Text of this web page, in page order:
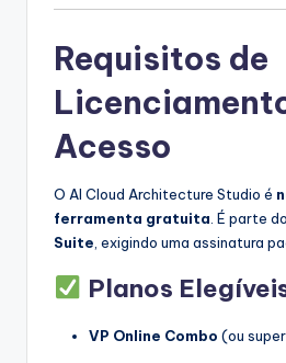
Requisitos de
Acesso
O AI Cloud Architecture Studio é
ferramenta gratuita . É parte do
Suite , exigindo uma assinatura
Planos
VP Online Combo (ou